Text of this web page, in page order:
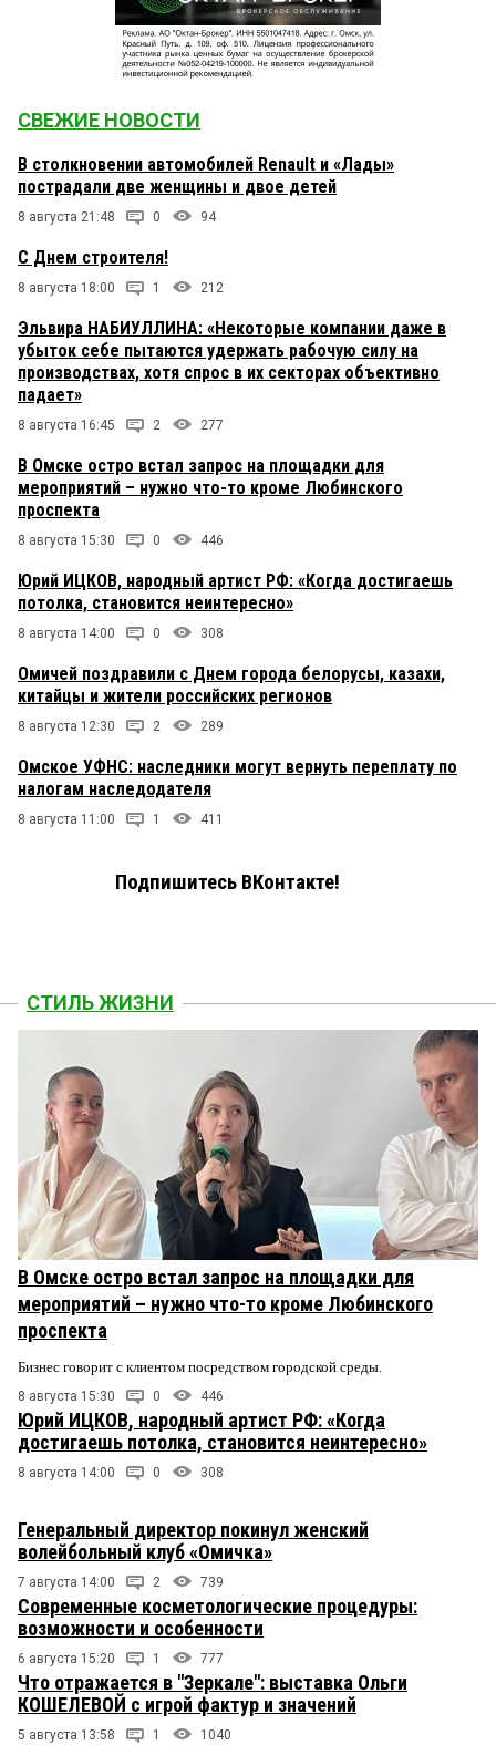
СВЕЖИЕ НОВОСТИ
В столкновении автомобилей Renault и «Лады»
пострадали две женщины и двое детей
8 августа 21:48 0 94
С Днем строителя!
8 августа 18:00 1 212
Эльвира НАБИУЛЛИНА: «Некоторые компании даже в
убыток себе пытаются удержать рабочую силу на
производствах, хотя спрос в их секторах объективно
падает»
8 августа 16:45 2 277
В Омске остро встал запрос на площадки для
мероприятий – нужно что-то кроме Любинского
проспекта
8 августа 15:30 0 446
Юрий ИЦКОВ, народный артист РФ: «Когда достигаешь
потолка, становится неинтересно»
8 августа 14:00 0 308
Омичей поздравили с Днем города белорусы, казахи,
китайцы и жители российских регионов
8 августа 12:30 2 289
Омское УФНС: наследники могут вернуть переплату по
налогам наследодателя
8 августа 11:00 1 411
Подпишитесь ВКонтакте!
СТИЛЬ ЖИЗНИ
В Омске остро встал запрос на площадки для
мероприятий – нужно что-то кроме Любинского
проспекта
Бизнес говорит с клиентом посредством городской среды.
8 августа 15:30 0 446
Юрий ИЦКОВ, народный артист РФ: «Когда
достигаешь потолка, становится неинтересно»
8 августа 14:00 0 308
Генеральный директор покинул женский
волейбольный клуб «Омичка»
7 августа 14:00 2 739
Современные косметологические процедуры:
возможности и особенности
6 августа 15:20 1 777
Что отражается в "Зеркале": выставка Ольги
КОШЕЛЕВОЙ с игрой фактур и значений
5 августа 13:58 1 1040